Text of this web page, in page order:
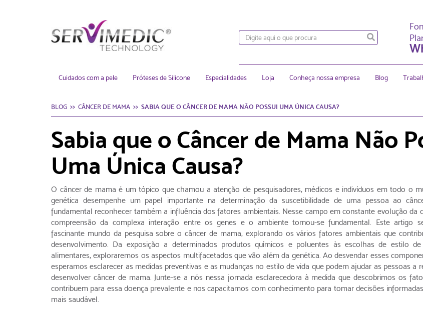
Cuidados com a pele Próteses de Silicone Especialidades Loja Conheça nossa empresa Blog
BLOG CÂNCER DE MAMA SABIA QUE O CÂNCER DE MAMA NÃO POSSUI UMA ÚNICA CAUSA?
Sabia que o Câncer de Mama Não
Uma Única Causa?
O câncer de mama é um tópico que chamou a atenção de pesquisadores, médicos e indivíduos em todo o
genética desempenhe um papel importante na determinação da suscetibilidade de uma pessoa ao
fundamental reconhecer também a influência dos fatores ambientais. Nesse campo em constante evolução da
compreensão da complexa interação entre os genes e o ambiente tornou-se fundamental. Este artigo
fascinante mundo da pesquisa sobre o câncer de mama, explorando os vários fatores ambientais que
desenvolvimento. Da exposição a determinados produtos químicos e poluentes às escolhas de estilo
alimentares, exploraremos os aspectos multifacetados que vão além da genética. Ao desvendar esses
esperamos esclarecer as medidas preventivas e as mudanças no estilo de vida que podem ajudar as pessoas a
desenvolver câncer de mama. Junte-se a nós nessa jornada esclarecedora à medida que descobrimos os
contribuem para essa doença prevalente e nos capacitamos com conhecimento para tomar decisões
mais saudável.